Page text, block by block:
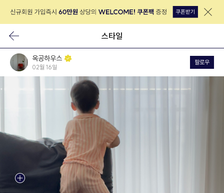
스타일
옥공하우스
02월 16일
팔로우